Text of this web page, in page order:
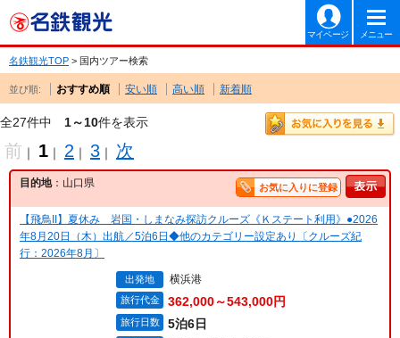
マイページ メニュー
名鉄観光TOP > 国内ツアー検索
並び順: おすすめ順 安い順 高い順 新着順
全27件中 1～10件を表示
前 ｜ 1 ｜ 2 ｜ 3 ｜ 次
目的地：山口県 お気に入りに登録
【飛鳥II】夏休み 岩国・しまなみ探訪クルーズ《Ｋステート利用》●2026
年8月20日（木）出航／5泊6日◆他のカテゴリー設定あり〔クルーズ紀
行：2026年8月〕
出発地 横浜港
旅行代金 362,000～543,000円
旅行日数 5泊6日